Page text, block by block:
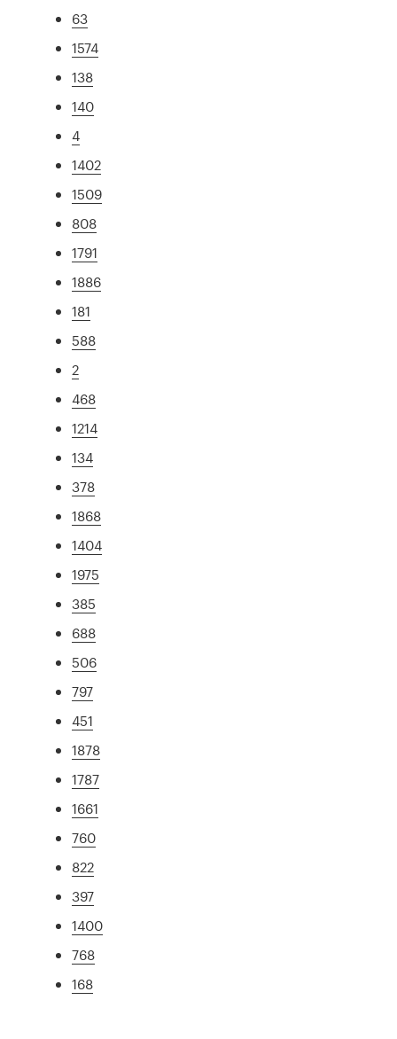
63
1574
138
140
4
1402
1509
808
1791
1886
181
588
2
468
1214
134
378
1868
1404
1975
385
688
506
797
451
1878
1787
1661
760
822
397
1400
768
168